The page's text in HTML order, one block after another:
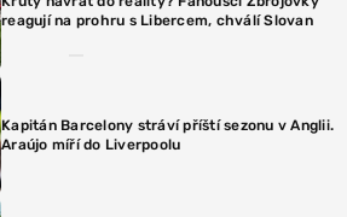
reagují na prohru s Libercem, chválí Slovan
Kapitán Barcelony stráví příští sezonu v Anglii.
Araújo míří do Liverpoolu